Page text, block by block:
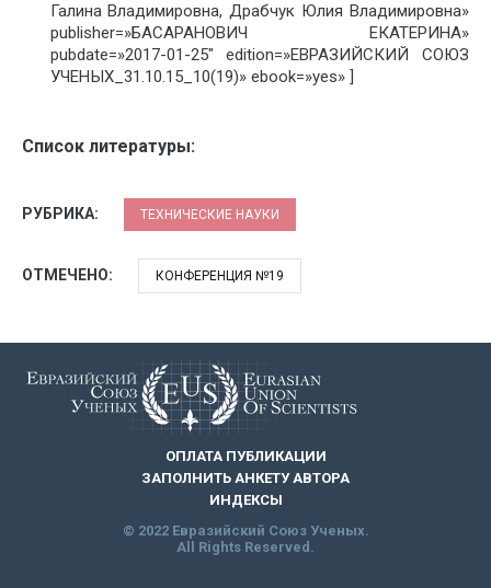
Галина Владимировна, Драбчук Юлия Владимировна»
publisher=»БАСАРАНОВИЧ ЕКАТЕРИНА»
pubdate=»2017-01-25″ edition=»ЕВРАЗИЙСКИЙ СОЮЗ
УЧЕНЫХ_31.10.15_10(19)» ebook=»yes» ]
Список литературы:
РУБРИКА: ТЕХНИЧЕСКИЕ НАУКИ
ОТМЕЧЕНО: КОНФЕРЕНЦИЯ №19
ОПЛАТА ПУБЛИКАЦИИ
ЗАПОЛНИТЬ АНКЕТУ АВТОРА
ИНДЕКСЫ
© 2022 Евразийский Союз Ученых.
All Rights Reserved.